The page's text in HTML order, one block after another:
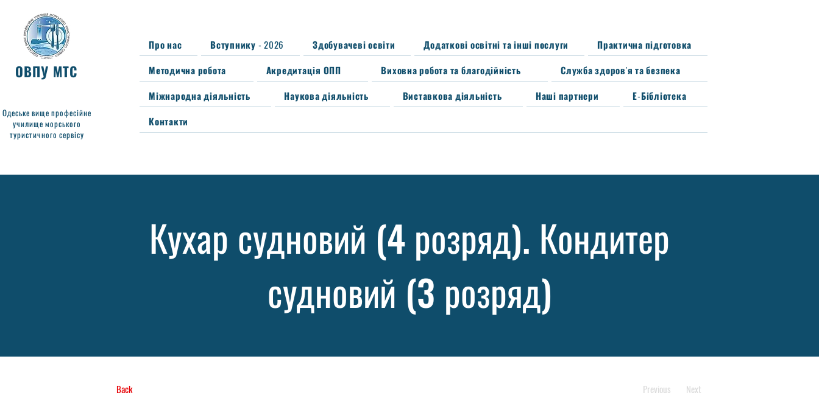
ОВПУ МТС
Одеське вище професійне
училище морського
туристичного сервісу
Про нас Вступнику - 2026 Здобувачеві освіти Додаткові освітні та інші послуги
Практична підготовка
Методична робота
Акредитація ОПП Виховна робота та благодійність
Служба здоров'я та безпека
Міжнародна діяльність
Наукова діяльність Виставкова діяльність Наші партнери
Е-Бібліотека
Контакти
Кухар судновий (4 розряд). Кондитер
судновий (3 розряд)
Back Previous Next